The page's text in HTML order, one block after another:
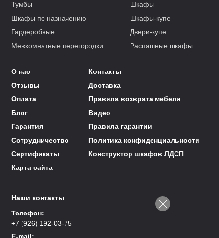
Тумбы
Шкафы
Шкафы по назначению
Шкафы-купе
Гардеробные
Двери-купе
Межкомнатные перегородки
Распашные шкафы
О нас
Контакты
Отзывы
Доставка
Оплата
Правила возврата мебели
Блог
Видео
Гарантия
Правила гарантии
Сотрудничество
Политика конфиденциальности
Сертификаты
Конструктор шкафов ЛДСП
Карта сайта
Наши контакты
Телефон:
+7 (926) 192-03-75
E-mail: